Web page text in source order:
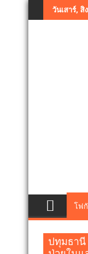
to
วันเสาร์,
โฟ
ปทุมธานี